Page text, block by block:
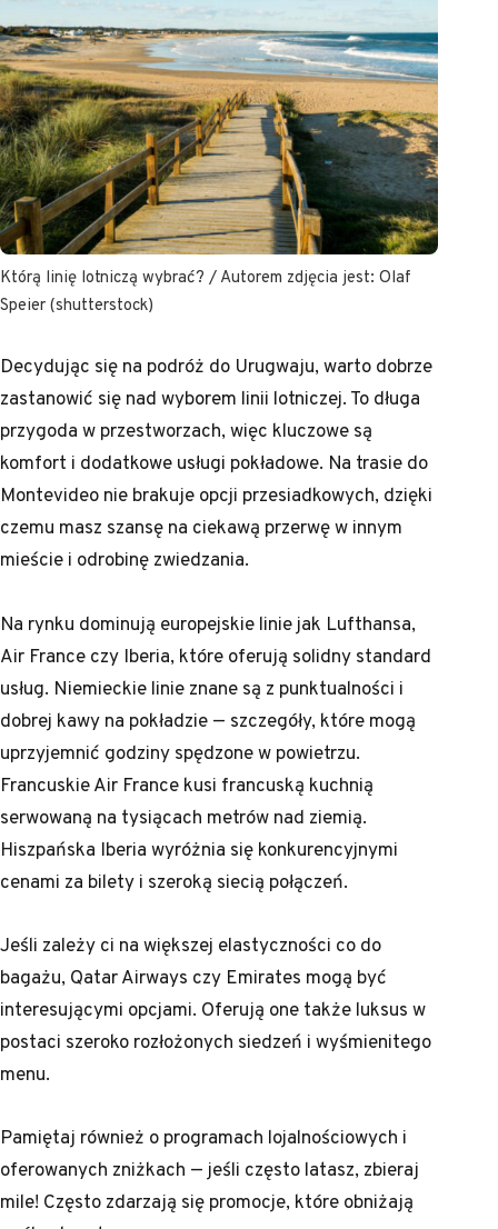
Którą linię lotniczą wybrać? / Autorem zdjęcia jest: Olaf
Speier (shutterstock)
Decydując się na podróż do Urugwaju, warto dobrze
zastanowić się nad wyborem linii lotniczej. To długa
przygoda w przestworzach, więc kluczowe są
komfort i dodatkowe usługi pokładowe. Na trasie do
Montevideo nie brakuje opcji przesiadkowych, dzięki
czemu masz szansę na ciekawą przerwę w innym
mieście i odrobinę zwiedzania.
Na rynku dominują europejskie linie jak Lufthansa,
Air France czy Iberia, które oferują solidny standard
usług. Niemieckie linie znane są z punktualności i
dobrej kawy na pokładzie — szczegóły, które mogą
uprzyjemnić godziny spędzone w powietrzu.
Francuskie Air France kusi francuską kuchnią
serwowaną na tysiącach metrów nad ziemią.
Hiszpańska Iberia wyróżnia się konkurencyjnymi
cenami za bilety i szeroką siecią połączeń.
Jeśli zależy ci na większej elastyczności co do
bagażu, Qatar Airways czy Emirates mogą być
interesującymi opcjami. Oferują one także luksus w
postaci szeroko rozłożonych siedzeń i wyśmienitego
menu.
Pamiętaj również o programach lojalnościowych i
oferowanych zniżkach — jeśli często latasz, zbieraj
mile! Często zdarzają się promocje, które obniżają